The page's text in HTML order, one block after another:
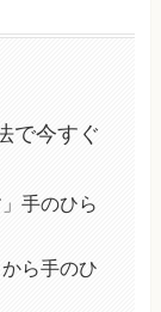
で今すぐ
手のひら
ら手のひ